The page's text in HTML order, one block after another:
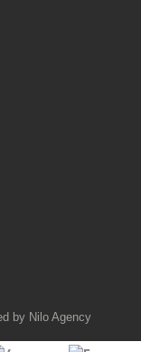
by Nilo Agency